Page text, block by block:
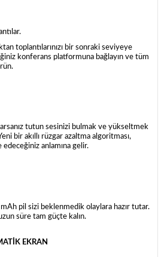
toplantılarınızı bir sonraki seviyeye
konferans platformuna bağlayın ve tüm
tutun sesinizi bulmak ve yükseltmek
bir akıllı rüzgar azaltma algoritması,
anlamına gelir.
pil sizi beklenmedik olaylara hazır tutar.
süre tam güçte kalın.
EKRAN